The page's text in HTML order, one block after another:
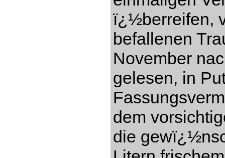
ï¿½berreifen,
befallenen
November
gelesen, in
dem
die